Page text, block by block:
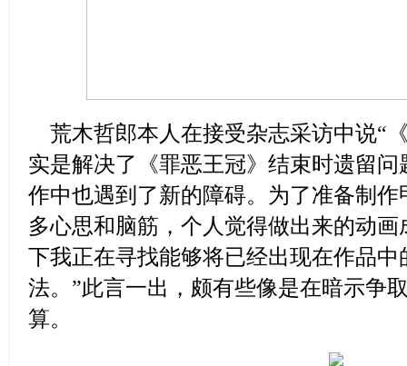
荒木哲郎本人在接受杂志采访中说“
实是解决了《罪恶王冠》结束时遗留
作中也遇到了新的障碍。为了准备制
多心思和脑筋，个人觉得做出来的动
下我正在寻找能够将已经出现在作品
法。”此言一出，颇有些像是在暗示争
算。